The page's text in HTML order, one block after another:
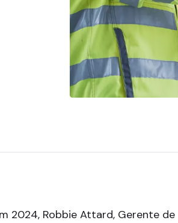
2024, Robbie Attard, Gerente de